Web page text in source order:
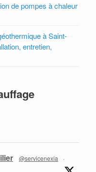
de pompes à chaleur
à Saint-
entretien,
@servicenexia
·